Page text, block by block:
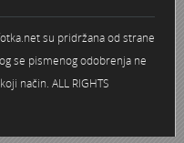
13. lipnja 1965. godine
konj (epizoda)
su pridržana od strane
se pismenog odobrenja ne
način. ALL RIGHTS